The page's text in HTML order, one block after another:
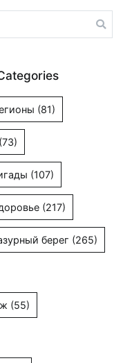
(81)
(73)
(107)
(217)
берег (265)
(55)